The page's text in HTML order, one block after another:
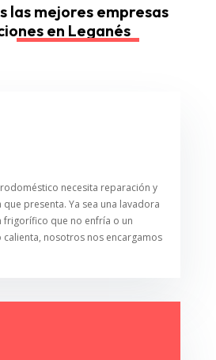
las mejores empresas
en Leganés
necesita reparación y
presenta. Ya sea una lavadora
frigorífico que no enfría o un
nosotros nos encargamos